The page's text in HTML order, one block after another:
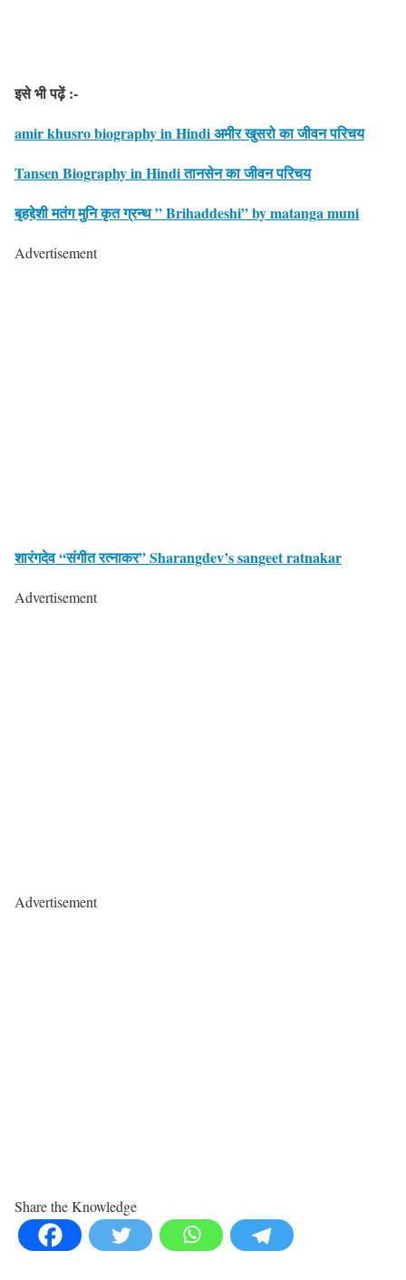
इसे भी पढ़ें :-
amir khusro biography in Hindi अमीर खुसरो का जीवन परिचय
Tansen Biography in Hindi तानसेन का जीवन परिचय
बृहद्देशी मतंग मुनि कृत ग्रन्थ ” Brihaddeshi” by matanga muni
Advertisement
शारंगदेव “संगीत रत्नाकर” Sharangdev’s sangeet ratnakar
Advertisement
Advertisement
Share the Knowledge